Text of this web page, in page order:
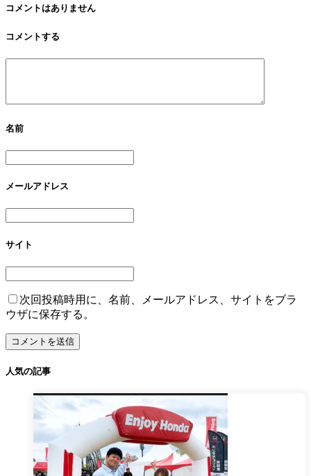
コメントはありません
コメントする
名前
メールアドレス
サイト
次回投稿時用に、名前、メールアドレス、サイトをブラ
ウザに保存する。
人気の記事